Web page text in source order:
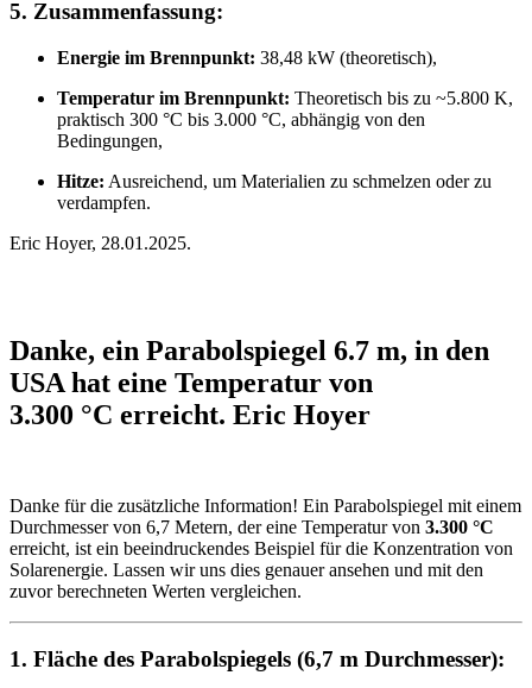
5. Zusammenfassung:
Energie im Brennpunkt: 38,48 kW (theoretisch),
Temperatur im Brennpunkt: Theoretisch bis zu ~5.800 K,
praktisch 300 °C bis 3.000 °C, abhängig von den
Bedingungen,
Hitze: Ausreichend, um Materialien zu schmelzen oder zu
verdampfen.
Eric Hoyer, 28.01.2025.
Danke, ein Parabolspiegel 6.7 m, in den
USA hat eine Temperatur von
3.300 °C erreicht. Eric Hoyer
Danke für die zusätzliche Information! Ein Parabolspiegel mit einem
Durchmesser von 6,7 Metern, der eine Temperatur von 3.300 °C
erreicht, ist ein beeindruckendes Beispiel für die Konzentration von
Solarenergie. Lassen wir uns dies genauer ansehen und mit den
zuvor berechneten Werten vergleichen.
1. Fläche des Parabolspiegels (6,7 m Durchmesser):